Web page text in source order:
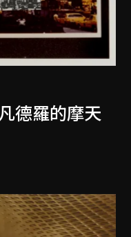
德羅的摩天